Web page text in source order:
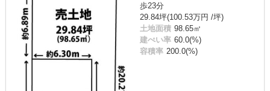
歩23分
29.84坪(100.53万円 /坪)
土地面積 98.65㎡
建ぺい率 60.0(%)
容積率 200.0(%)